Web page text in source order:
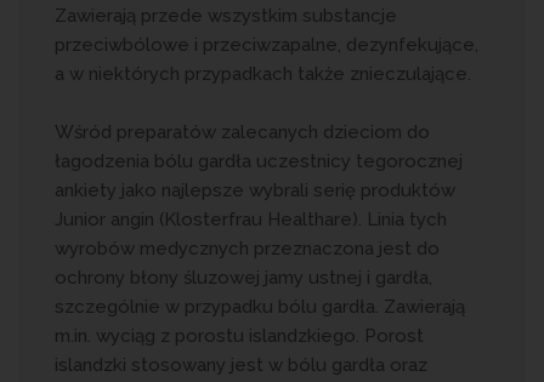
Zawierają przede wszystkim substancje
przeciwbólowe i przeciwzapalne, dezynfekujące,
a w niektórych przypadkach także znieczulające.
Wśród preparatów zalecanych dzieciom do
łagodzenia bólu gardła uczestnicy tegorocznej
ankiety jako najlepsze wybrali serię produktów
Junior angin (Klosterfrau Healthare). Linia tych
wyrobów medycznych przeznaczona jest do
ochrony błony śluzowej jamy ustnej i gardła,
szczególnie w przypadku bólu gardła. Zawierają
m.in. wyciąg z porostu islandzkiego. Porost
islandzki stosowany jest w bólu gardła oraz